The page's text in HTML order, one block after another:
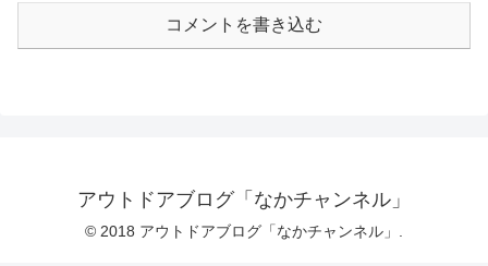
コメントを書き込む
アウトドアブログ「なかチャンネル」
© 2018 アウトドアブログ「なかチャンネル」.